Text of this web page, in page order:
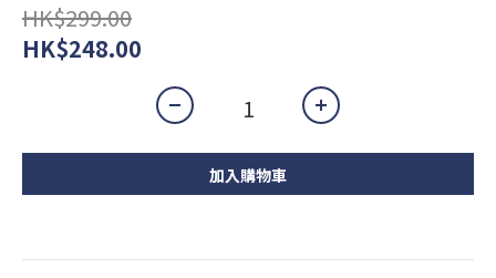
HK$299.00
HK$248.00
加入購物車